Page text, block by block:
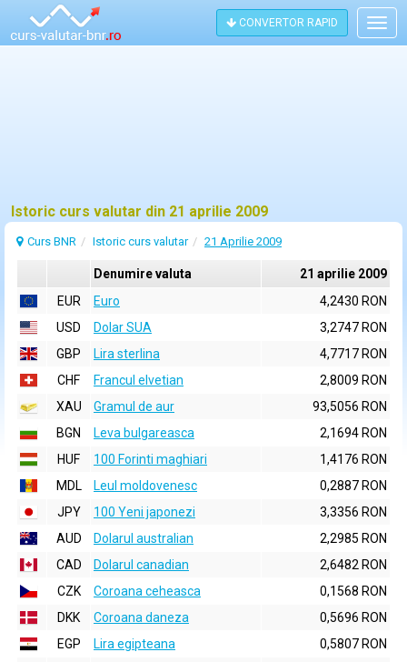
CONVERTOR RAPID
Istoric curs valutar din 21 aprilie 2009
Curs BNR Istoric curs valutar 21 Aprilie 2009
Denumire valuta
21 aprilie 2009
EUR
Euro
4,2430 RON
USD
Dolar SUA
3,2747 RON
GBP
Lira sterlina
4,7717 RON
CHF
Francul elvetian
2,8009 RON
XAU
Gramul de aur
93,5056 RON
BGN
Leva bulgareasca
2,1694 RON
HUF
100 Forinti maghiari
1,4176 RON
MDL
Leul moldovenesc
0,2887 RON
JPY
100 Yeni japonezi
3,3356 RON
AUD
Dolarul australian
2,2985 RON
CAD
Dolarul canadian
2,6482 RON
CZK
Coroana ceheasca
0,1568 RON
DKK
Coroana daneza
0,5696 RON
EGP
Lira egipteana
0,5807 RON